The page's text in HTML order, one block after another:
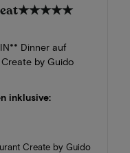
★★★★★
Dinner auf
by Guido
inklusive:
Create by Guido